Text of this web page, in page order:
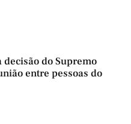
decisão do Supremo
entre pessoas do